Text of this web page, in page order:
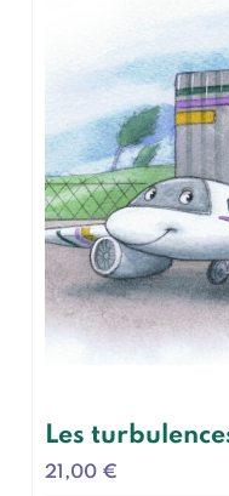
Les
21,00 €